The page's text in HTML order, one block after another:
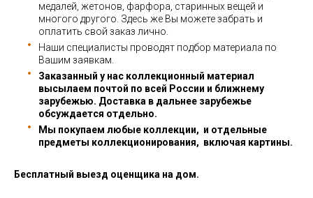
медалей, жетонов, фарфора, старинных вещей и
многого другого. Здесь же Вы можете забрать и
оплатить свой заказ лично.
Наши специалисты проводят подбор материала по
Вашим заявкам.
Заказанный у нас коллекционный материал
высылаем почтой по всей России и ближнему
зарубежью. Доставка в дальнее зарубежье
обсуждается отдельно.
Мы покупаем любые коллекции, и отдельные
предметы коллекционирования, включая картины.
Бесплатный выезд оценщика на дом.